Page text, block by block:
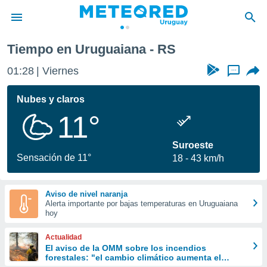
de
ha
calidad.
a este
las
y
forma
digital
basada
Tiempo en Uruguaiana - RS
01:28 Viernes ...
Nubes y claros
11°
Sensación de 11°
Suroeste
18
43 km/h
Aviso de nivel naranja
Alerta importante por bajas temperaturas en Uruguaiana
hoy
Actualidad
El aviso de la OMM sobre los incendios
forestales: "el cambio climático aumenta el